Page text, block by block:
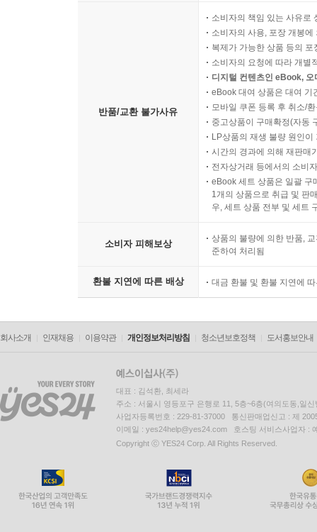
반품/교환 불가사유
소비자의 책임 있는 사유로
소비자의 사용, 포장 개봉
복제가 가능한 상품 등의
소비자의 요청에 따라 개별
디지털 컨텐츠인 eBook,
eBook 대여 상품은 대여 기
모바일 쿠폰 등록 후 취소/
중고상품이 구매확정(자동
LP상품의 재생 불량 원인
시간의 경과에 의해 재판매
전자상거래 등에서의 소비
eBook 세트 상품은 일괄 구
1개의 상품으로 취급 및 판
우, 세트 상품 전부 및 세트
소비자 피해보상
상품의 불량에 의한 반품,
준하여 처리됨
환불 지연에 따른 배상 대금 환불 및 환불 지연에
회사소개 인재채용 이용약관 개인정보처리방침 청소년보호정책 도서홍보안내
대표 : 김석환, 최세라
주소 : 서울시 영등포구 은행로 11, 5층~6층(여의도동,일신
사업자등록번호 : 229-81-37000 통신판매업신고 : 제
이메일 : yes24help@yes24.com 호스팅 서비스사업자 :
Copyright ⓒ YES24 Corp. All Rights Reserved.